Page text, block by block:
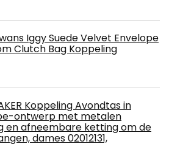
Iggy Suede Velvet Envelope
Clutch Bag Koppeling
Koppeling Avondtas in
ontwerp met metalen
en afneembare ketting om de
dames 02012131,